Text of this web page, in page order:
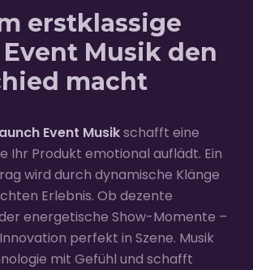
erstklassige
Musik den
macht
Event Musikschafft eine
Ihr Produkt emotional auflädt. Ein
wird durch dynamische Klänge
Erlebnis. Ob dezente
energetische Show-Momente –
perfekt in Szene. Musik
mit Gefühl und schafft